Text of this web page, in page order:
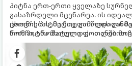
პიტნა ერთ-ერთი ყველაზე
გასაზრდელი მცენარეა. ის
ცხოვრებას, მეტიც, გამოცდილი
რომ პიტნა მხოლოდ ქოთანში
გრუნტში (ბაღში) დარგვისას ის
სწრაფად ვრცელდება და სხვა
ქოთნის პიტნა მთელი წლის
ნორჩი, არომატული ფოთლებით
კერძებისთვის.